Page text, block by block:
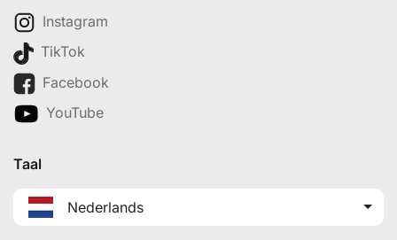
Instagram
TikTok
Facebook
YouTube
Taal
Nederlands